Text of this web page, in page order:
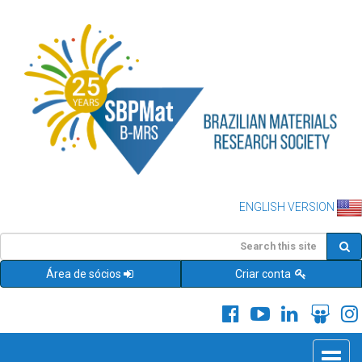
ENGLISH VERSION
Área de sócios Criar conta
Toggle